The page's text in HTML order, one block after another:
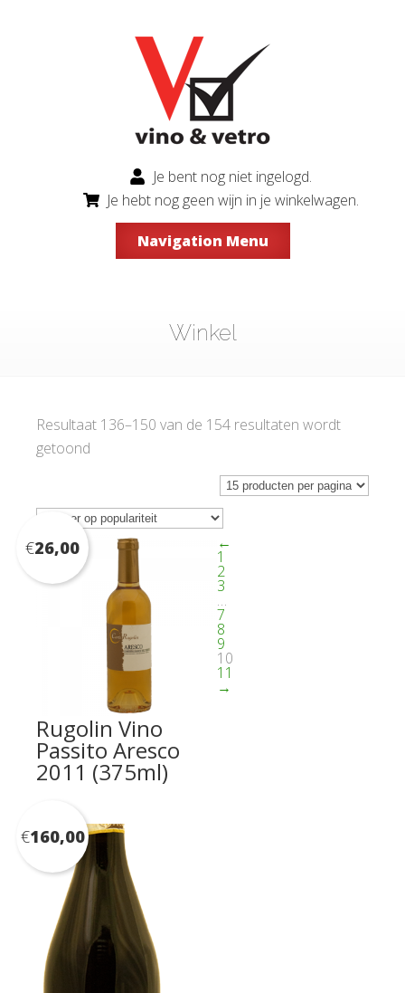
Je bent nog niet ingelogd.
Je hebt nog geen wijn in je winkelwagen.
Navigation Menu
Winkel
Resultaat 136–150 van de 154 resultaten wordt
getoond
Rugolin Vino
Passito Aresco
2011 (375ml)
€26,00
€160,00
←
1
2
3
…
7
8
9
10
11
→